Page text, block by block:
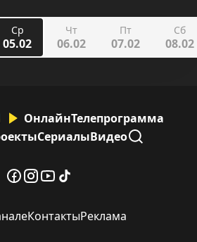
Ср
05.02
Чт
06.02
Пт
07.02
Сб
08.02
ОнлайнТелепрограмма
СериалыВидео
КонтактыРеклама